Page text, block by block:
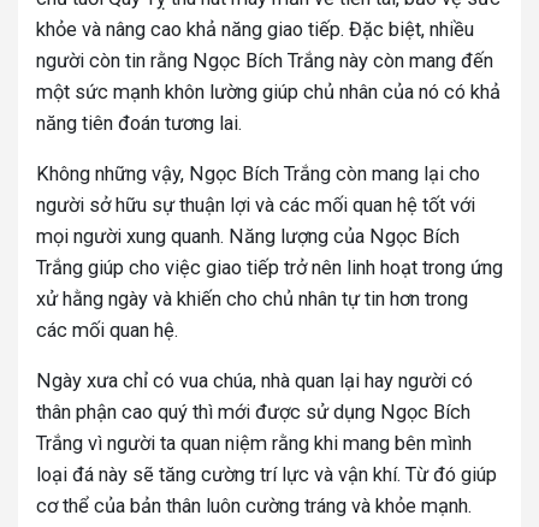
khỏe và nâng cao khả năng giao tiếp. Đặc biệt, nhiều
người còn tin rằng Ngọc Bích Trắng này còn mang đến
một sức mạnh khôn lường giúp chủ nhân của nó có khả
năng tiên đoán tương lai.
Không những vậy, Ngọc Bích Trắng còn mang lại cho
người sở hữu sự thuận lợi và các mối quan hệ tốt với
mọi người xung quanh. Năng lượng của Ngọc Bích
Trắng giúp cho việc giao tiếp trở nên linh hoạt trong ứng
xử hằng ngày và khiến cho chủ nhân tự tin hơn trong
các mối quan hệ.
Ngày xưa chỉ có vua chúa, nhà quan lại hay người có
thân phận cao quý thì mới được sử dụng Ngọc Bích
Trắng vì người ta quan niệm rằng khi mang bên mình
loại đá này sẽ tăng cường trí lực và vận khí. Từ đó giúp
cơ thể của bản thân luôn cường tráng và khỏe mạnh.